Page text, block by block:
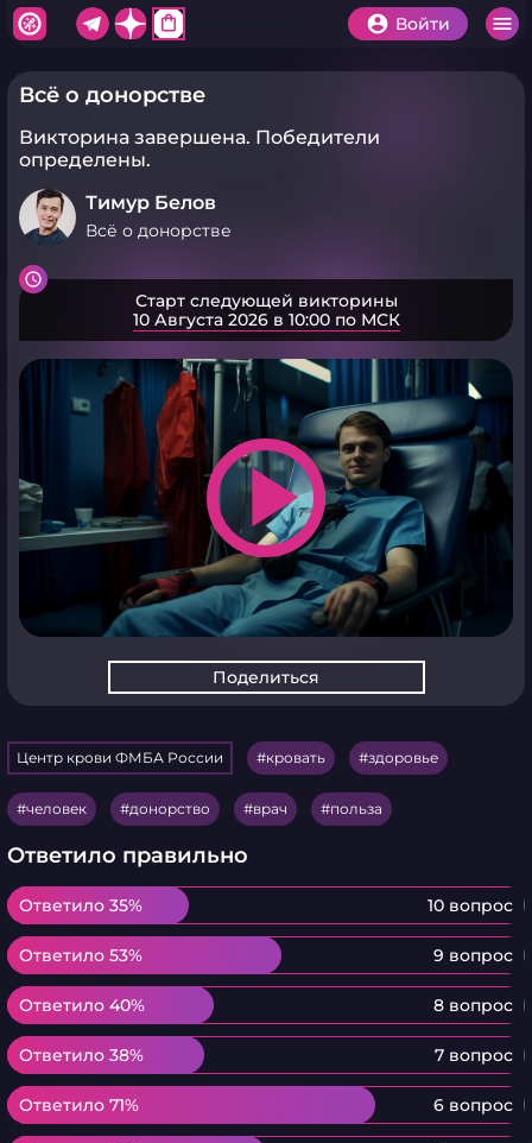
shopping_bag Войти
Всё о донорстве
Викторина завершена. Победители
определены.
Тимур Белов
Всё о донорстве
Старт следующей викторины
10 Августа 2026 в 10:00 по МСК
play_arrow
Поделиться
Центр крови ФМБА России кровать здоровье
человек донорство врач польза
Ответило правильно
Ответило 35% 10 вопрос
Ответило 35%
Ответило 53% 9 вопрос
Ответило 53%
Ответило 40% 8 вопрос
Ответило 40%
Ответило 38% 7 вопрос
Ответило 38%
Ответило 71% 6 вопрос
Ответило 71%